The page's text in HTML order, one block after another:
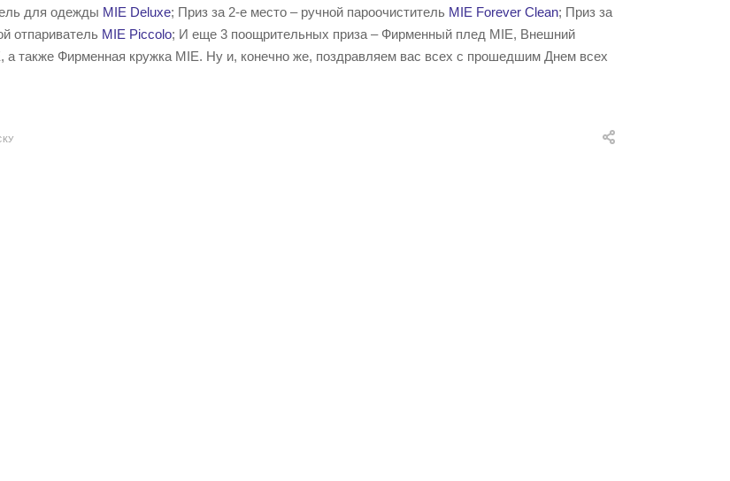
для одежды MIE Deluxe; Приз за 2-е место – ручной пароочиститель MIE Forever Clean; Приз за
отпариватель MIE Piccolo; И еще 3 поощрительных приза – Фирменный плед MIE, Внешний
а также Фирменная кружка MIE. Ну и, конечно же, поздравляем вас всех с прошедшим Днем всех